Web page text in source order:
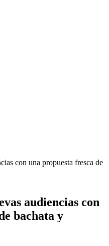
audiencias con
bachata y